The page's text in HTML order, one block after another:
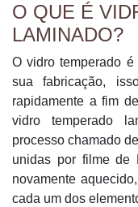
O QUE É
LAMINADO?
O vidro temperado
sua fabricação,
rapidamente a fim
vidro temperado
processo chamado
unidas por filme de
novamente
cada um dos